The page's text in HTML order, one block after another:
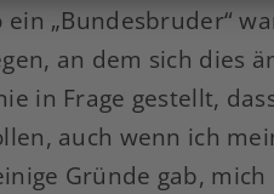
„Bundesbruder“
an dem sich dies
in Frage gestellt,
auch wenn ich
Gründe gab,